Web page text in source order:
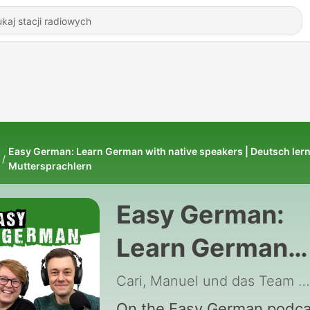
Easy German: Learn German with native speakers | Deutsch
Muttersprachlern
Easy German:
Learn German
with native
Cari, Manuel und das Team von Easy German